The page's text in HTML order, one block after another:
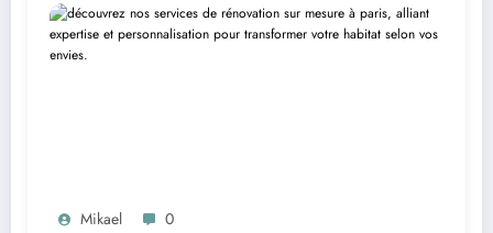
Mikael 0